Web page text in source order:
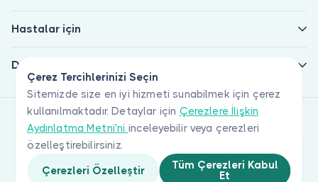
Çerez Tercihlerinizi Seçin
Sitemizde size en iyi hizmeti sunabilmek için çerez
kullanılmaktadır. Detaylar için Çerezlere İlişkin
Aydınlatma Metni'ni inceleyebilir veya çerezleri
özelleştirebilirsiniz.
Çerezleri Özelleştir
Tüm Çerezleri Kabul
Et
Hastalar için
Doktorlar için